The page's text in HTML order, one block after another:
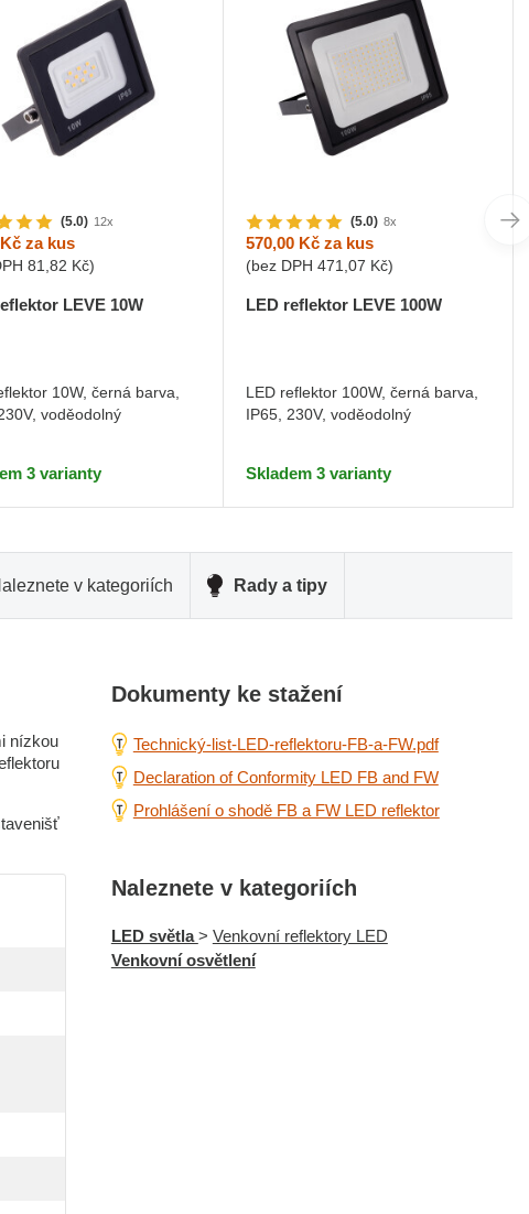
(5.0) 12x
za kus
81,82 Kč)
LEVE 10W
10W, černá barva,
voděodolný
3 varianty
(5.0) 8x
570,00 Kč za kus
(bez DPH471,07 Kč)
LED reflektor LEVE 100W
LED reflektor 100W, černá barva,
IP65, 230V, voděodolný
Skladem 3 varianty
v kategoriích Rady a tipy
nízkou
Dokumenty ke stažení
Technický-list-LED-reflektoru-FB-a-FW.pdf
Declaration of Conformity LED FB and FW
Prohlášení o shodě FB a FW LED reflektor
Naleznete v kategoriích
LED světla> Venkovní reflektory LED
Venkovní osvětlení